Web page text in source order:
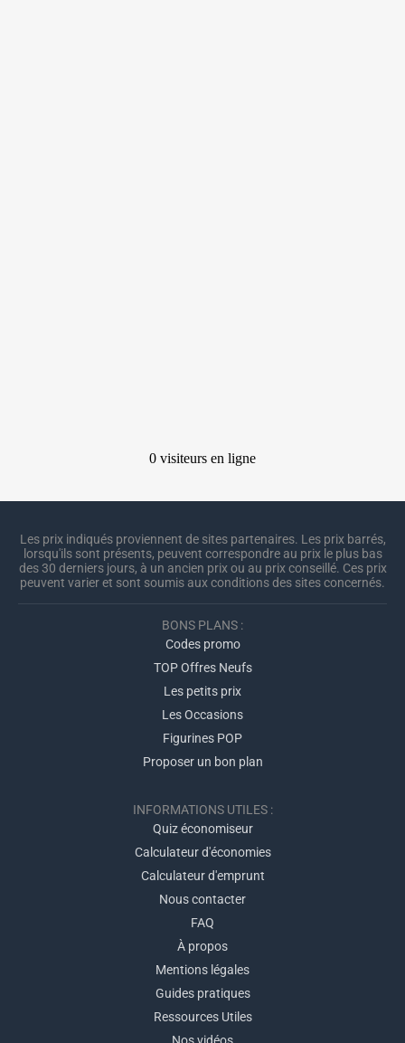
Les prix indiqués proviennent de sites partenaires. Les prix barrés,
lorsqu'ils sont présents, peuvent correspondre au prix le plus bas
des 30 derniers jours, à un ancien prix ou au prix conseillé. Ces prix
peuvent varier et sont soumis aux conditions des sites concernés.
BONS PLANS :
Codes promo
TOP Offres Neufs
Les petits prix
Les Occasions
Figurines POP
Proposer un bon plan
INFORMATIONS UTILES :
Quiz économiseur
Calculateur d'économies
Calculateur d'emprunt
Nous contacter
FAQ
À propos
Mentions légales
Guides pratiques
Ressources Utiles